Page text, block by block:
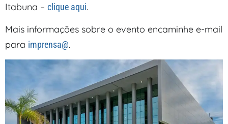
Itabuna – clique aqui.
Mais informações sobre o evento encaminhe e-mail
para imprensa@.